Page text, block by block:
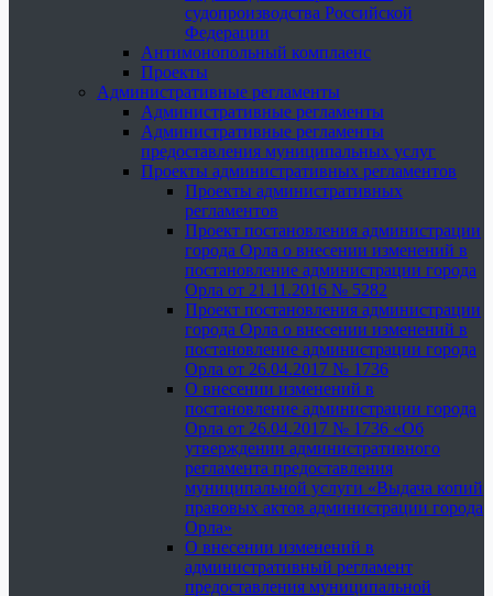
судопроизводства Российской
Федерации
Антимонопольный комплаенс
Проекты
Административные регламенты
Административные регламенты
Административные регламенты
предоставления муниципальных услуг
Проекты административных регламентов
Проекты административных
регламентов
Проект постановления администрации
города Орла о внесении изменений в
постановление администрации города
Орла от 21.11.2016 № 5282
Проект постановления администрации
города Орла о внесении изменений в
постановление администрации города
Орла от 26.04.2017 № 1736
О внесении изменений в
постановление администрации города
Орла от 26.04.2017 № 1736 «Об
утверждении административного
регламента предоставления
муниципальной услуги «Выдача копий
правовых актов администрации города
Орла»
О внесении изменений в
административный регламент
предоставления муниципальной